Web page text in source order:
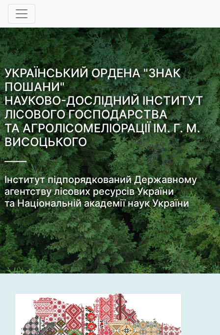
УКРАЇНСЬКИЙ ОРДЕНА "ЗНАК
ПОШАНИ"
НАУКОВО-ДОСЛІДНИЙ ІНСТИТУТ
ЛІСОВОГО ГОСПОДАРСТВА
ТА АГРОЛІСОМЕЛІОРАЦІЇ ІМ. Г. М.
ВИСОЦЬКОГО
Інститут підпорядкований Державному
агентству лісових ресурсів України
та Національній академії наук України